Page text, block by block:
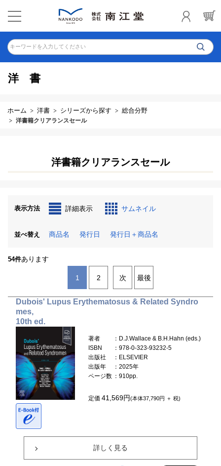
キーワードを入力してください
洋書
ホーム 洋書 シリーズから探す 総合分野
洋書籍クリアランスセール
洋書籍クリアランスセール
表示方法 詳細表示 サムネイル
並べ替え 商品名 発行日 発行日＋商品名
54件あります
1 2 次 最後
Dubois' Lupus Erythematosus & Related Syndro
mes,
10th ed.
著者
：D.J.Wallace & B.H.Hahn (eds.)
ISBN
：978-0-323-93232-5
出版社
：ELSEVIER
出版年
：2025年
ページ数 ：910pp.
定価41,569円(本体37,790円 ＋ 税)
詳しく見る